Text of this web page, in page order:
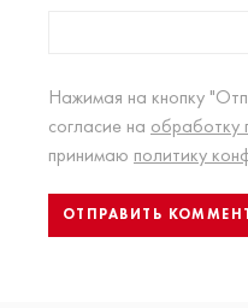
Нажимая на кнопку
согласие на обработку
принимаю политику